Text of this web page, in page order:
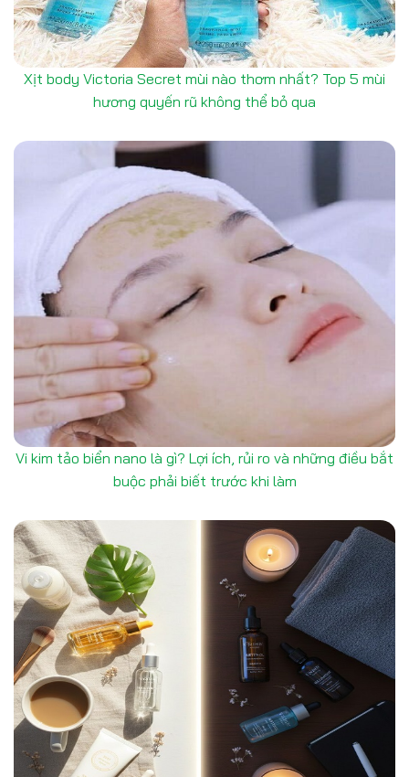
Xịt body Victoria Secret mùi nào thơm nhất? Top 5 mùi
hương quyến rũ không thể bỏ qua
Vi kim tảo biển nano là gì? Lợi ích, rủi ro và những điều bắt
buộc phải biết trước khi làm